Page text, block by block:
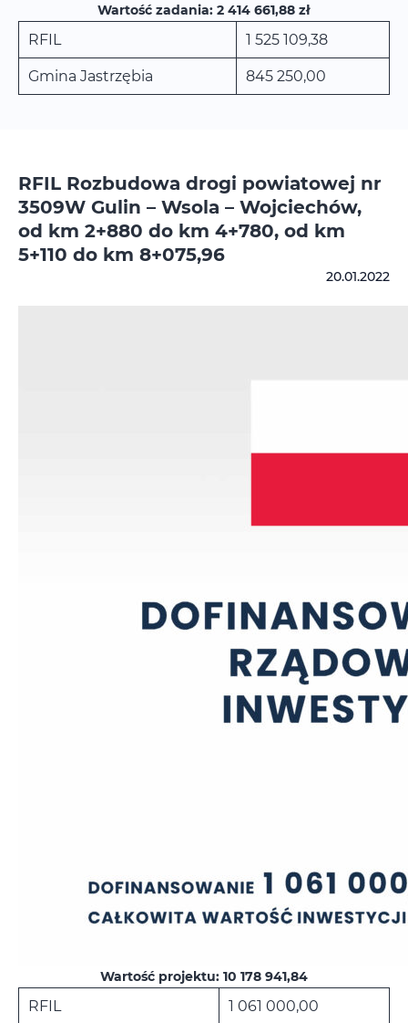
Wartość zadania: 2 414 661,88 zł
RFIL 1 525 109,38
Gmina Jastrzębia 845 250,00
RFIL Rozbudowa drogi powiatowej nr
3509W Gulin – Wsola – Wojciechów,
od km 2+880 do km 4+780, od km
5+110 do km 8+075,96
20.01.2022
Wartość projektu: 10 178 941,84
RFIL 1 061 000,00